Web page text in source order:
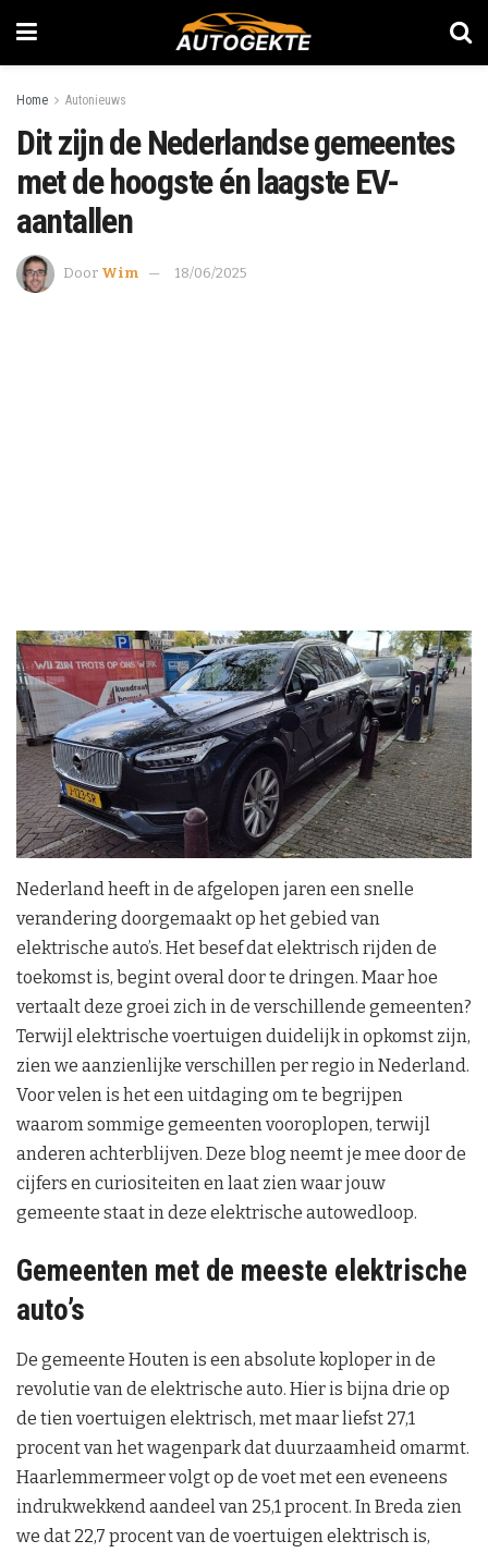
Home Autonieuws
Dit zijn de Nederlandse gemeentes
met de hoogste én laagste EV-
aantallen
Door Wim 18/06/2025
Nederland heeft in de afgelopen jaren een snelle
verandering doorgemaakt op het gebied van
elektrische auto’s. Het besef dat elektrisch rijden de
toekomst is, begint overal door te dringen. Maar hoe
vertaalt deze groei zich in de verschillende gemeenten?
Terwijl elektrische voertuigen duidelijk in opkomst zijn,
zien we aanzienlijke verschillen per regio in Nederland.
Voor velen is het een uitdaging om te begrijpen
waarom sommige gemeenten vooroplopen, terwijl
anderen achterblijven. Deze blog neemt je mee door de
cijfers en curiositeiten en laat zien waar jouw
gemeente staat in deze elektrische autowedloop.
Gemeenten met de meeste elektrische
auto’s
De gemeente Houten is een absolute koploper in de
revolutie van de elektrische auto. Hier is bijna drie op
de tien voertuigen elektrisch, met maar liefst 27,1
procent van het wagenpark dat duurzaamheid omarmt.
Haarlemmermeer volgt op de voet met een eveneens
indrukwekkend aandeel van 25,1 procent. In Breda zien
we dat 22,7 procent van de voertuigen elektrisch is,